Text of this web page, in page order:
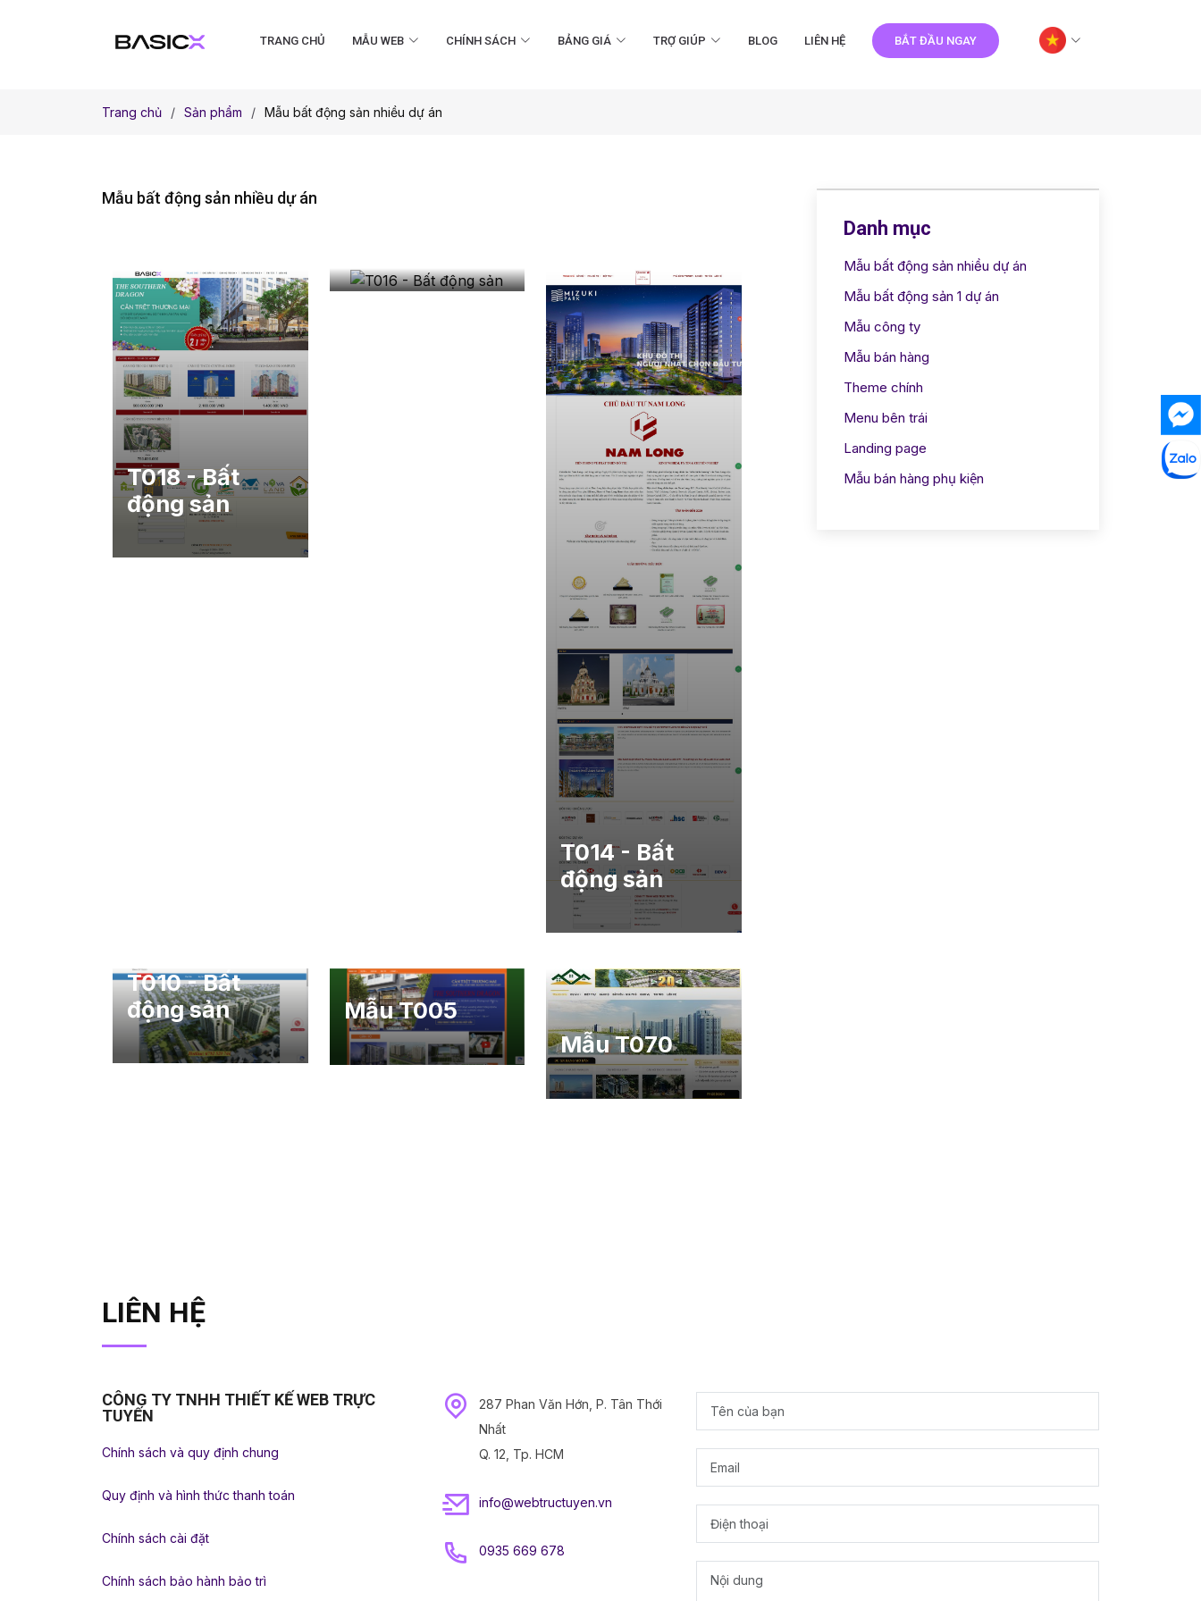
TRANG CHỦ MẪU WEB CHÍNH SÁCH BẢNG GIÁ TRỢ GIÚP BLOG LIÊN HỆ BẮT ĐẦU NGAY
Trang chủ Sản phẩm Mẫu bất động sản nhiều dự án
Mẫu bất động sản nhiều dự án
T018 - Bất
động sản
T014 - Bất
động sản
T010 - Bất
động sản
Mẫu T005
Mẫu T070
Danh mục
Mẫu bất động sản nhiều dự án
Mẫu bất động sản 1 dự án
Mẫu công ty
Mẫu bán hàng
Theme chính
Menu bên trái
Landing page
Mẫu bán hàng phụ kiện
LIÊN HỆ
CÔNG TY TNHH THIẾT KẾ WEB TRỰC
TUYẾN
Chính sách và quy định chung
Quy định và hình thức thanh toán
Chính sách cài đặt
Chính sách bảo hành bảo trì
287 Phan Văn Hớn, P. Tân Thới
Nhất
Q. 12, Tp. HCM
info@webtructuyen.vn
0935 669 678